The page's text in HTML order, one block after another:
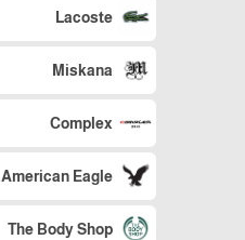
Lacoste
Miskana
Complex
American Eagle
The Body Shop